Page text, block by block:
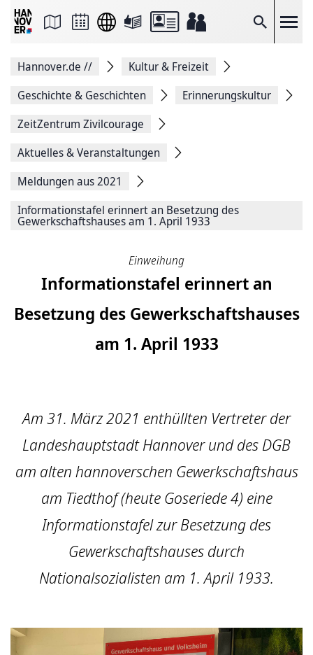
Suche
Seite
Facebook
teilen
Seitenlink
Seite
Hannover.de //
Kultur & Freizeit
Geschichte & Geschichten
Erinnerungskultur
ZeitZentrum Zivilcourage
Aktuelles & Veranstaltungen
Meldungen aus 2021
Informationstafel erinnert an Besetzung des
Gewerkschaftshauses am 1. April 1933
Einweihung
Informationstafel erinnert an
Besetzung des Gewerkschaftshauses
am 1. April 1933
Am 31. März 2021 enthüllten Vertreter der
Landeshauptstadt Hannover und des DGB
am alten hannoverschen Gewerkschaftshaus
am Tiedthof (heute Goseriede 4) eine
Informationstafel zur Besetzung des
Gewerkschaftshauses durch
Nationalsozialisten am 1. April 1933.